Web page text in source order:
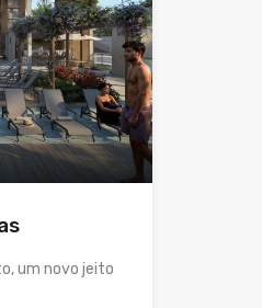
um novo jeito